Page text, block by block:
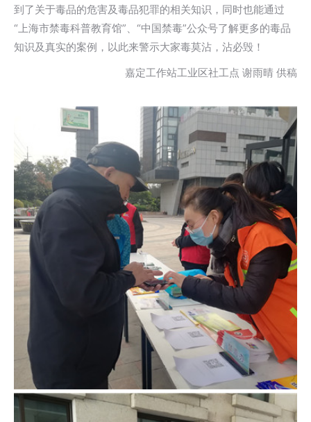
到了关于毒品的危害及毒品犯罪的相关知识，同时也能通过
“上海市禁毒科普教育馆”、“中国禁毒”公众号了解更多的毒品
知识及真实的案例，以此来警示大家毒莫沾，沾必毁！
嘉定工作站工业区社工点 谢雨晴 供稿